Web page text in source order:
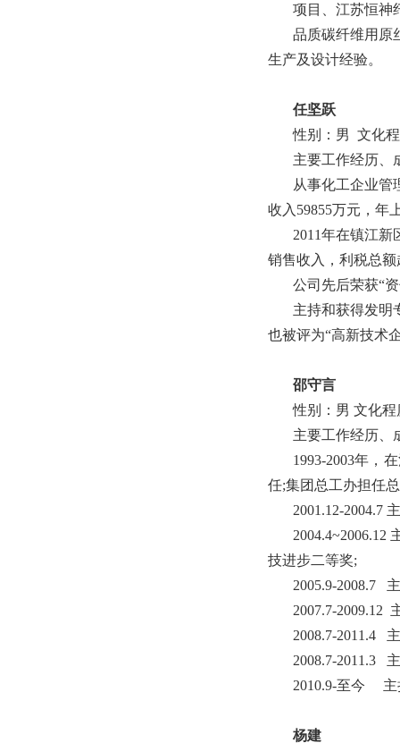
项目、江苏恒神
品质碳纤维用原
生产及设计经验。
任坚跃
性别：男 文化
主要工作经历、
从事化工企业管
收入59855万元，年
2011年在镇江
销售收入，利税总额
公司先后荣获“
主持和获得发明
也被评为“高新技术
邵守言
性别：男 文化
主要工作经历、
1993-2003年，
任;集团总工办担任
2001.12-2004.7
技进步二等奖;
2005.9-2008.7
2007.7-2009.12
2008.7-2011.4
2008.7-2011.3
2010.9-至今 主
杨建